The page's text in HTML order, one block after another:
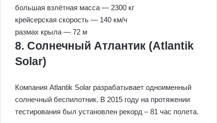
большая взлётная масса — 2300 кг
крейсерская скорость — 140 км/ч
размах крыла — 72 м
8. Солнечный Атлантик (Atlantik
Solar)
Компания Atlantik Solar разрабатывает одноименный
солнечный беспилотник. В 2015 году на протяжении
тестирования был установлен рекорд – 81 час полета.